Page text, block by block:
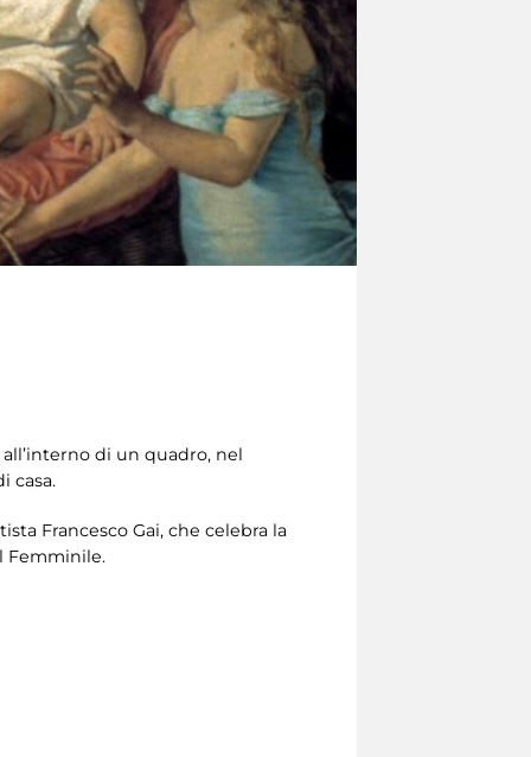
di un quadro, nel
casa.
Francesco Gai, che celebra la
Femminile.